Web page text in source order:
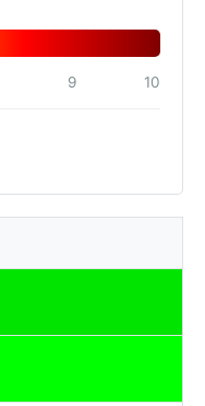
9 10